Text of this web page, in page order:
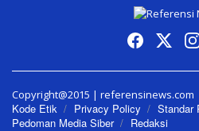
Copyright@2015 | referensinews.com
Kode Etik
Privacy Policy
Standar
Pedoman Media Siber
Redaksi